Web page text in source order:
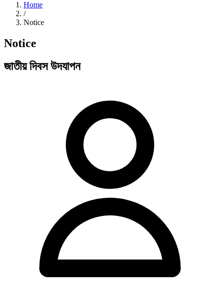
Home
/
Notice
Notice
জাতীয় দিবস উদযাপন